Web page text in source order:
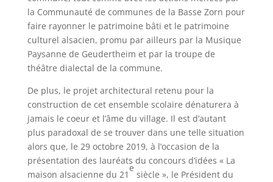
la Communauté de communes de la Basse Zorn pour
faire rayonner le patrimoine bâti et le patrimoine
culturel alsacien, promu par ailleurs par la Musique
Paysanne de Geudertheim et par la troupe de
théâtre dialectal de la commune.
De plus, le projet architectural retenu pour la
construction de cet ensemble scolaire dénaturera à
jamais le coeur et l’âme du village. Il est d’autant
plus paradoxal de se trouver dans une telle situation
alors que, le 29 octobre 2019, à l’occasion de la
présentation des lauréats du concours d’idées « La
maison alsacienne du 21
e
siècle », le Président du